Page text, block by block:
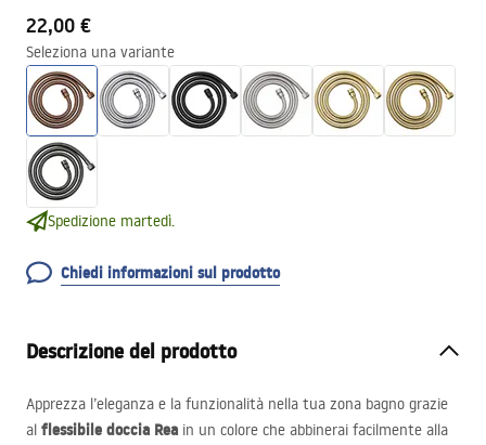
22,00 €
Seleziona una variante
Spedizione martedì.
Chiedi informazioni sul prodotto
Descrizione del prodotto
Apprezza l’eleganza e la funzionalità nella tua zona bagno grazie
al flessibile doccia Rea in un colore che abbinerai facilmente alla